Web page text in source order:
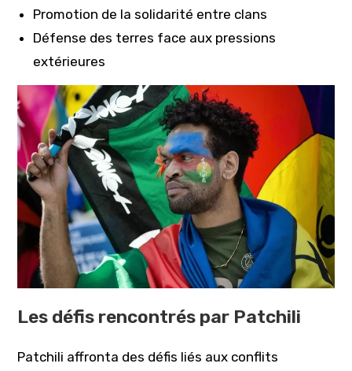
Promotion de la solidarité entre clans
Défense des terres face aux pressions
extérieures
Les défis rencontrés par Patchili
Patchili affronta des défis liés aux conflits